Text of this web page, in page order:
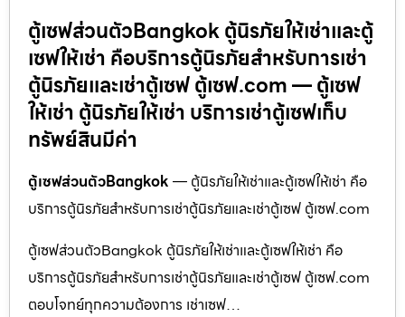
ตู้เซฟส่วนตัวBangkok ตู้นิรภัยให้เช่าและตู้
เซฟให้เช่า คือบริการตู้นิรภัยสำหรับการเช่า
ตู้นิรภัยและเช่าตู้เซฟ ตู้เซฟ.com — ตู้เซฟ
ให้เช่า ตู้นิรภัยให้เช่า บริการเช่าตู้เซฟเก็บ
ทรัพย์สินมีค่า
ตู้เซฟส่วนตัวBangkok — ตู้นิรภัยให้เช่าและตู้เซฟให้เช่า คือ
บริการตู้นิรภัยสำหรับการเช่าตู้นิรภัยและเช่าตู้เซฟ ตู้เซฟ.com
ตู้เซฟส่วนตัวBangkok ตู้นิรภัยให้เช่าและตู้เซฟให้เช่า คือ
บริการตู้นิรภัยสำหรับการเช่าตู้นิรภัยและเช่าตู้เซฟ ตู้เซฟ.com
ตอบโจทย์ทุกความต้องการ เช่าเซฟ…